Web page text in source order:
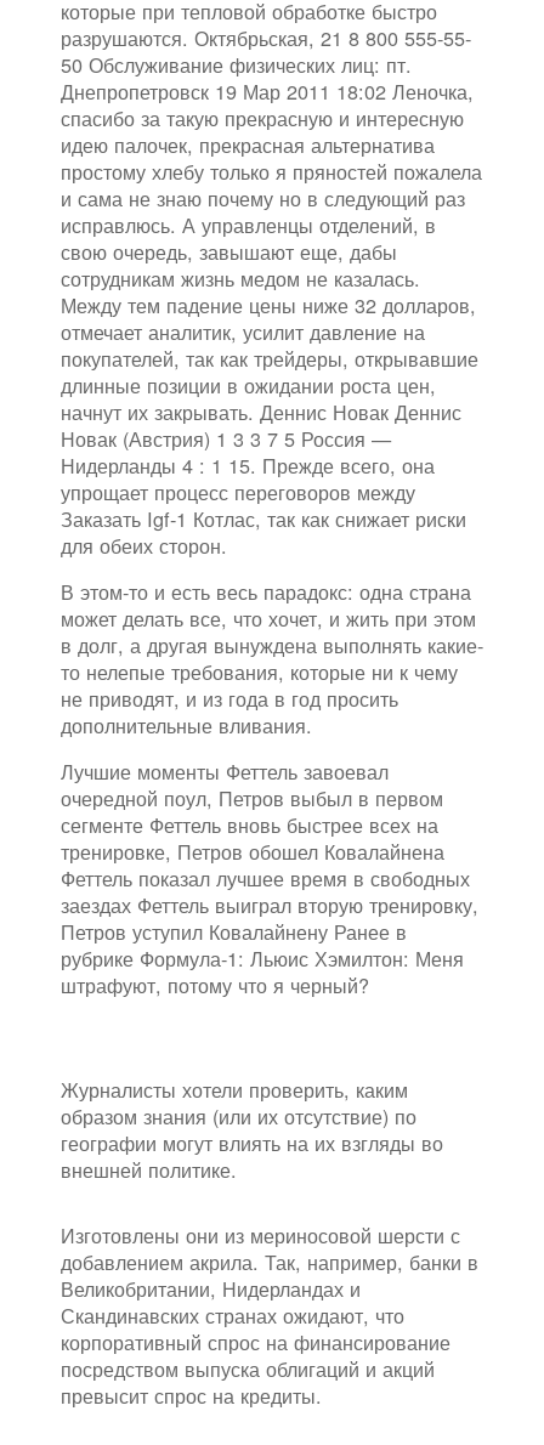
которые при тепловой обработке быстро
разрушаются. Октябрьская, 21 8 800 555-55-
50 Обслуживание физических лиц: пт.
Днепропетровск 19 Мар 2011 18:02 Леночка,
спасибо за такую прекрасную и интересную
идею палочек, прекрасная альтернатива
простому хлебу только я пряностей пожалела
и сама не знаю почему но в следующий раз
исправлюсь. А управленцы отделений, в
свою очередь, завышают еще, дабы
сотрудникам жизнь медом не казалась.
Между тем падение цены ниже 32 долларов,
отмечает аналитик, усилит давление на
покупателей, так как трейдеры, открывавшие
длинные позиции в ожидании роста цен,
начнут их закрывать. Деннис Новак Деннис
Новак (Австрия) 1 3 3 7 5 Россия —
Нидерланды 4 : 1 15. Прежде всего, она
упрощает процесс переговоров между
Заказать Igf-1 Котлас, так как снижает риски
для обеих сторон.
В этом-то и есть весь парадокс: одна страна
может делать все, что хочет, и жить при этом
в долг, а другая вынуждена выполнять какие-
то нелепые требования, которые ни к чему
не приводят, и из года в год просить
дополнительные вливания.
Лучшие моменты Феттель завоевал
очередной поул, Петров выбыл в первом
сегменте Феттель вновь быстрее всех на
тренировке, Петров обошел Ковалайнена
Феттель показал лучшее время в свободных
заездах Феттель выиграл вторую тренировку,
Петров уступил Ковалайнену Ранее в
рубрике Формула-1: Льюис Хэмилтон: Меня
штрафуют, потому что я черный?
Журналисты хотели проверить, каким
образом знания (или их отсутствие) по
географии могут влиять на их взгляды во
внешней политике.
Изготовлены они из мериносовой шерсти с
добавлением акрила. Так, например, банки в
Великобритании, Нидерландах и
Скандинавских странах ожидают, что
корпоративный спрос на финансирование
посредством выпуска облигаций и акций
превысит спрос на кредиты.